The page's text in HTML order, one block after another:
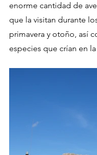
enorme cantidad de
que la visitan durante
primavera y otoño, así
especies que crían en